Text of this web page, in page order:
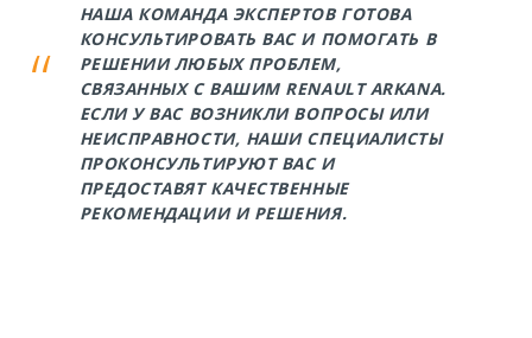
НАША КОМАНДА ЭКСПЕРТОВ ГОТОВА
КОНСУЛЬТИРОВАТЬ ВАС И ПОМОГАТЬ В
РЕШЕНИИ ЛЮБЫХ ПРОБЛЕМ,
СВЯЗАННЫХ С ВАШИМ RENAULT ARKANA.
ЕСЛИ У ВАС ВОЗНИКЛИ ВОПРОСЫ ИЛИ
НЕИСПРАВНОСТИ, НАШИ СПЕЦИАЛИСТЫ
ПРОКОНСУЛЬТИРУЮТ ВАС И
ПРЕДОСТАВЯТ КАЧЕСТВЕННЫЕ
РЕКОМЕНДАЦИИ И РЕШЕНИЯ.